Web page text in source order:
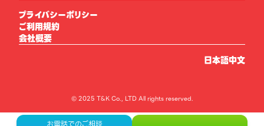
プライバシーポリシー
ご利用規約
会社概要
日本語中文
© 2025 T&K Co., LTD All rights reserved.